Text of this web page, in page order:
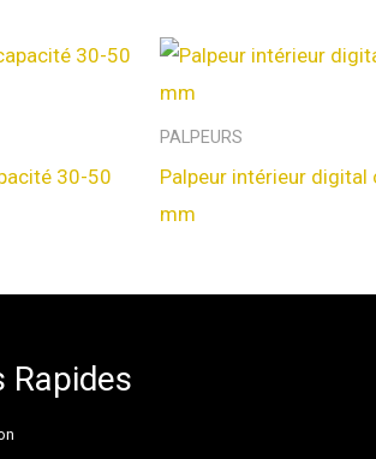
30-50
PALPEURS
Palpeur intérieur
mm
Rapides